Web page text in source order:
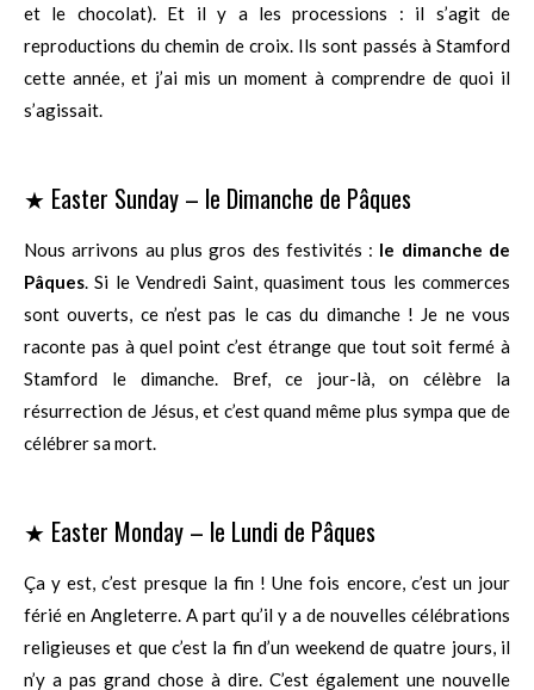
et le chocolat). Et il y a les processions : il s’agit de
reproductions du chemin de croix. Ils sont passés à Stamford
cette année, et j’ai mis un moment à comprendre de quoi il
s’agissait.
★ Easter Sunday – le Dimanche de Pâques
Nous arrivons au plus gros des festivités : le dimanche de
Pâques. Si le Vendredi Saint, quasiment tous les commerces
sont ouverts, ce n’est pas le cas du dimanche ! Je ne vous
raconte pas à quel point c’est étrange que tout soit fermé à
Stamford le dimanche. Bref, ce jour-là, on célèbre la
résurrection de Jésus, et c’est quand même plus sympa que de
célébrer sa mort.
★ Easter Monday – le Lundi de Pâques
Ça y est, c’est presque la fin ! Une fois encore, c’est un jour
férié en Angleterre. A part qu’il y a de nouvelles célébrations
religieuses et que c’est la fin d’un weekend de quatre jours, il
n’y a pas grand chose à dire. C’est également une nouvelle